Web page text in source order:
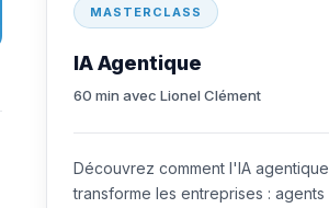
MASTERCLASS
IA Agentique
60 min avec Lionel Clément
Découvrez comment l'IA agentique
transforme les entreprises : agents